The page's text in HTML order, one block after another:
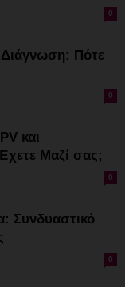
0
Διάγνωση: Πότε
0
και
Μαζί σας;
0
Συνδυαστικό
0